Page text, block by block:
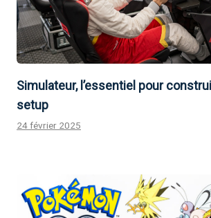
Simulateur, l’essentiel pour
setup
24 février 2025